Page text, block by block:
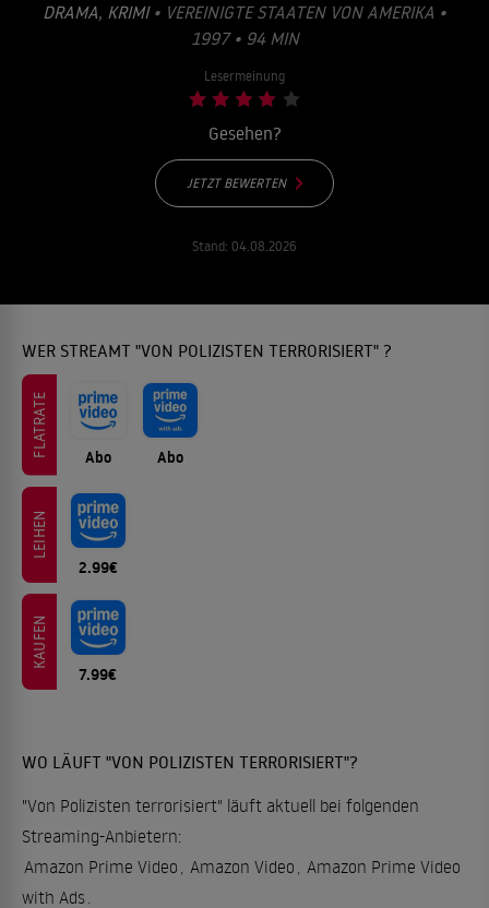
DRAMA, KRIMI• VEREINIGTE STAATEN VON AMERIKA •
1997 • 94 MIN
Lesermeinung
Gesehen?
JETZT BEWERTEN
Stand: 04.08.2026
WER STREAMT "VON POLIZISTEN TERRORISIERT" ?
FLATRATE Abo Abo
LEIHEN
2.99€
KAUFEN
7.99€
WO LÄUFT "VON POLIZISTEN TERRORISIERT"?
"Von Polizisten terrorisiert" läuft aktuell bei folgenden
Streaming-Anbietern:
Amazon Prime Video
Amazon Video
Amazon Prime Video
with Ads